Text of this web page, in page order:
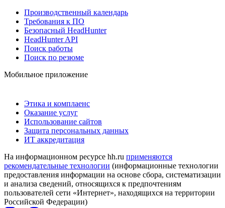
Производственный календарь
Требования к ПО
Безопасный HeadHunter
HeadHunter API
Поиск работы
Поиск по резюме
Мобильное приложение
Этика и комплаенс
Оказание услуг
Использование сайтов
Защита персональных данных
ИТ аккредитация
На информационном ресурсе hh.ru применяются
рекомендательные технологии (информационные технологии
предоставления информации на основе сбора, систематизации
и анализа сведений, относящихся к предпочтениям
пользователей сети «Интернет», находящихся на территории
Российской Федерации)